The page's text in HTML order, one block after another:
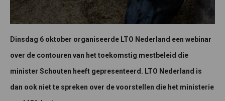
Dinsdag 6 oktober organiseerde LTO Nederland een webinar
over de contouren van het toekomstig mestbeleid die
minister Schouten heeft gepresenteerd. LTO Nederland is
dan ook niet te spreken over de voorstellen die het ministerie